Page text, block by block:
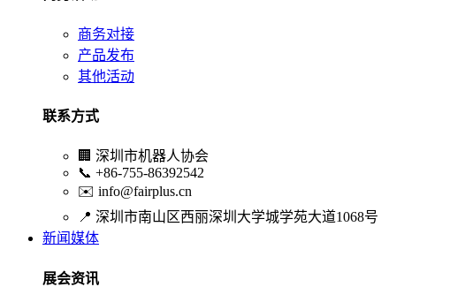
商务对接
产品发布
其他活动
联系方式
🏢 深圳市机器人协会
📞 +86-755-86392542
✉️ info@fairplus.cn
📍 深圳市南山区西丽深圳大学城学苑大道1068号
新闻媒体
展会资讯